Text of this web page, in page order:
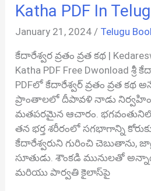
Telugu
Katha PDF In
January 21, 2024/ Telugu
కేదారేశ్వర వ్రతం వ్రత కథ |
Katha PDF Free Dwonload శ్రీ
PDFలో కేదారేశ్వర్ వ్రతం వ్రత కథ
ప్రాంతాలలో దీపావళి నాడు
మతపరమైన ఆచారం.
తన భర్త శరీరంలో సగభాగాన్ని
కేదారేశ్వరుని గురించి చెబుతాను,
సూతుడు. శౌంకడి మునులతో
మరియు పార్వతి కైలాస్‌పై